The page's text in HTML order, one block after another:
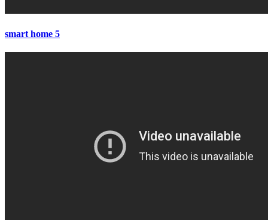
smart home 5